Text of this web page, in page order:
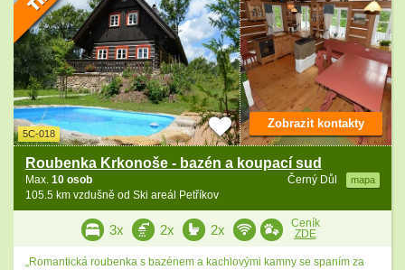
5C-018
Roubenka Krkonoše - bazén a koupací sud
Černý Důl mapa
Max. 10 osob
105.5 km vzdušně od Ski areál Petříkov
Zobrazit kontakty
3x 2x 2x
Ceník
ZDE
„Romantická roubenka s bazénem a kachlovými kamny se spaním za